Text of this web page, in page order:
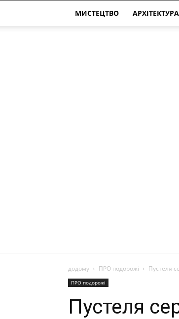
МИСТЕЦТВО АРХІТЕКТУРА
додому ПРО подорожі Пустеля
ПРО подорожі
Пустеля